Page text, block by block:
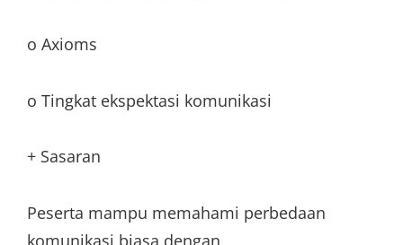
o Axioms
o Tingkat ekspektasi komunikasi
+ Sasaran
Peserta mampu memahami perbedaan
komunikasi biasa dengan